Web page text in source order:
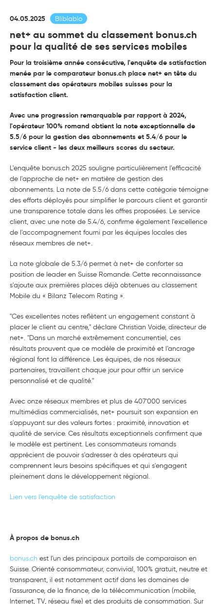
04.05.2025 Bliblablo
net+ au sommet du classement bonus.ch
pour la qualité de ses services mobiles
Pour la troisième année consécutive, l'enquête de satisfaction
menée par le comparateur bonus.ch place net+ en tête du
classement des opérateurs mobiles suisses pour la
satisfaction client.
Avec une progression remarquable par rapport à 2024,
l'opérateur 100% romand obtient la note exceptionnelle de
5.5/6 pour la gestion des abonnements et 5.4/6 pour le
service client - les deux meilleurs scores du secteur.
L'enquête bonus.ch 2025 souligne particulièrement l'efficacité
de l'approche de net+ en matière de gestion des
abonnements. La note de 5.5/6 dans cette catégorie témoigne
des efforts déployés pour simplifier le parcours client et garantir
une transparence totale dans les offres proposées. Le service
client, avec une note de 5.4/6, confirme également l'excellence
de l'accompagnement fourni par les équipes locales des
réseaux membres de net+.
La note globale de 5.3/6 permet à net+ de conforter sa
position de leader en Suisse Romande. Cette reconnaissance
s'ajoute aux premières places déjà obtenues au classement
Mobile du « Bilanz Telecom Rating ».
"Ces excellentes notes reflètent un engagement constant à
placer le client au centre," déclare Christian Voide, directeur de
net+. "Dans un marché extrêmement concurrentiel, ces
résultats prouvent que ce modèle de proximité et l’ancrage
régional font la différence. Les équipes, de nos réseaux
partenaires, travaillent chaque jour pour offrir un service
personnalisé et de qualité."
Avec onze réseaux membres et plus de 407'000 services
multimédias commercialisés, net+ poursuit son expansion en
s'appuyant sur des valeurs fortes : proximité, innovation et
qualité de service. Ces résultats exceptionnels confirment que
le modèle est pertinent. Les consommateurs romands
apprécient de pouvoir s'adresser à des opérateurs qui
comprennent leurs besoins spécifiques et qui s'engagent
pleinement dans le développement régional.
Lien vers l’enquête de satisfaction
À propos de bonus.ch
bonus.ch est l'un des principaux portails de comparaison en
Suisse. Orienté consommateur, convivial, 100% gratuit, neutre et
transparent, il est notamment actif dans les domaines de
l'assurance, de la finance, de la télécommunication (mobile,
Internet, TV, réseau fixe) et des produits de consommation. Sur